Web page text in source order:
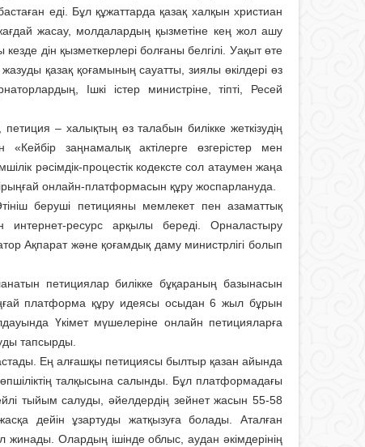
еді. Бұл құжаттарда қазақ халқын христиан
жасау, молдалардың қызметіне кең жол ашу
дін қызметкерлері болғаны белгілі. Уақыт өте
қазақ қоғамының сауатты, зиялы өкілдері өз
Ішкі істер министріне, тіпті, Ресей
– халықтың өз талабын билікке жеткізудің
«Кейбір заңнамалық актілерге өзгерістер мен
рәсімдік-процестік кодексте сол атаумен жаңа
онлайн-плат­формасын құру жоспарлануда.
беруші петицияны мемлекет пен азаматтық
интернет-ресурс арқылы береді. Орналастыру
Ақпарат және қоғамдық даму министрлігі болып
петициялар билікке бұқараның базынасын
платформа құру идеясы осыдан 6 жыл бұрын
Үкімет мүшелеріне онлайн петицияларға
тапсырды.
Ең алғашқы петициясы былтыр қазан айында
талқысына салынды. Бұл платформадағы
тыйым салуды, әйелдердің зейнет жасын 55-58
дейін ұзартуды жатқызуға болады. Аталған
Олардың ішінде облыс, аудан әкімдерінің